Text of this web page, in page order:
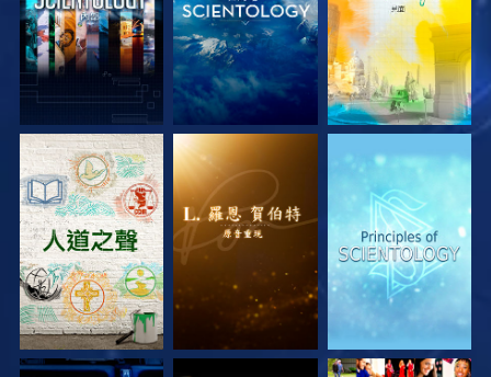
探索系列節目 探索系列節目 探索系列節目